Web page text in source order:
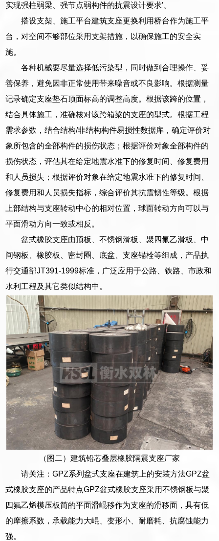
实现强柱弱梁、强节点弱构件的抗震设计要求’。
搭设支架、施工平台建筑支座更换利用桥台作为施工平
台，对空间不够部位采用支架措施，以确保施工的安全实
施。
各种机械要尽量选择低污染型，同时做到合理操作、妥
善保养，避免因非正常使用带来噪音或不良影响。根据测量
记录确定支座垫石顶面标高的调整高度。根据该跨的位置，
结合具体施工，准确核对该跨箱梁的支座的型式。根据工程
需求参数，结合结构/非结构构件易损性数据库，确定评价对
象所包含的全部构件的损伤状态；根据评价对象全部构件的
损伤状态，评估其在给定地震水准下的修复时间、修复费用
和人员损失；根据评价对象在给定地震水准下的修复时间、
修复费用和人员损失指标，综合评价其抗震韧性等级。根据
上部结构与支座转动中心的相对位置，球面转动方向可以与
平面滑动方向一致或相反。
盆式橡胶支座由顶板、不锈钢滑板、聚四氟乙滑板、中
间钢板、橡胶板、密封圈、底盆、支座锚栓等组成，产品执
行交通部JT391-1999标准，广泛应用于公路、铁路、市政和
水利工程及其它类似结构中。
（图二）建筑铅芯叠层橡胶隔震支座厂家
请关注：GPZ系列盆式支座在建筑上的安装方法GPZ盆
式橡胶支座的产品特点GPZ盆式橡胶支座采用不锈钢板与聚
四氟乙烯模压板简的平面滑崐移作为支座的滑移面，具有低
的摩擦系数，承载能力大崐、变形小、耐磨耗、抗腐蚀能力
强。